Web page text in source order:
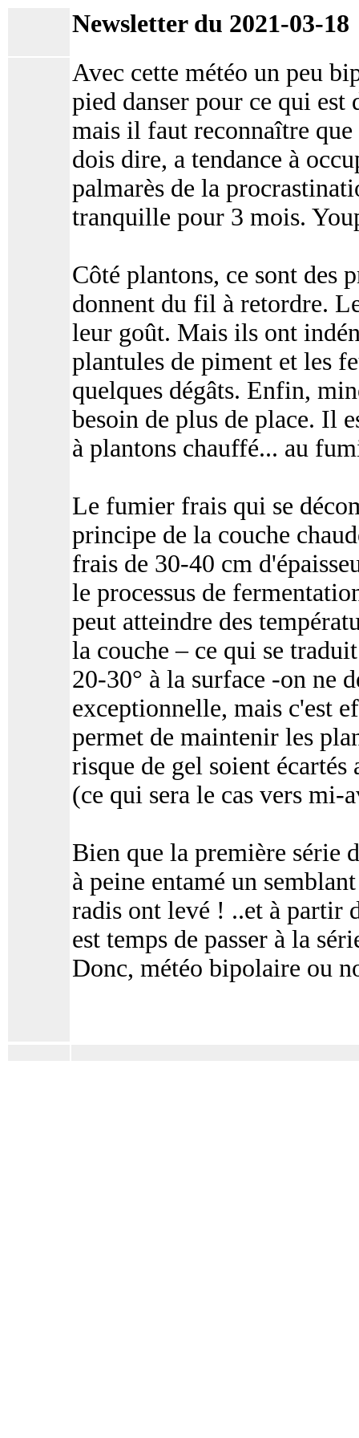
Newsletter du 2021-03-18
Avec cette météo un peu
pied danser pour ce qui est
mais il faut reconnaître
dois dire, a tendance à
palmarès de la
tranquille pour 3 mois.
Côté plantons, ce sont des
donnent du fil à retordre.
leur goût. Mais ils ont
plantules de piment et les
quelques dégâts. Enfin,
besoin de plus de place. Il
à plantons chauffé... au
Le fumier frais qui se
principe de la couche
frais de 30-40 cm
le processus de
peut atteindre des
la couche – ce qui se
20-30° à la surface -on ne
exceptionnelle, mais c'est
permet de maintenir les
risque de gel soient
(ce qui sera le cas vers
Bien que la première série
à peine entamé un
radis ont levé ! ..et à partir
est temps de passer à la
Donc, météo bipolaire ou